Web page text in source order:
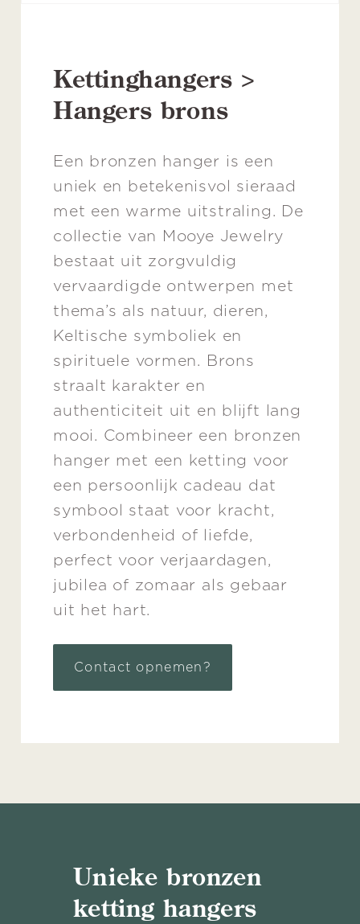
Kettinghangers >
Hangers brons
Een bronzen hanger is een
uniek en betekenisvol sieraad
met een warme uitstraling. De
collectie van Mooye Jewelry
bestaat uit zorgvuldig
vervaardigde ontwerpen met
thema’s als natuur, dieren,
Keltische symboliek en
spirituele vormen. Brons
straalt karakter en
authenticiteit uit en blijft lang
mooi. Combineer een bronzen
hanger met een ketting voor
een persoonlijk cadeau dat
symbool staat voor kracht,
verbondenheid of liefde,
perfect voor verjaardagen,
jubilea of zomaar als gebaar
uit het hart.
Contact opnemen?
Unieke bronzen
ketting hangers